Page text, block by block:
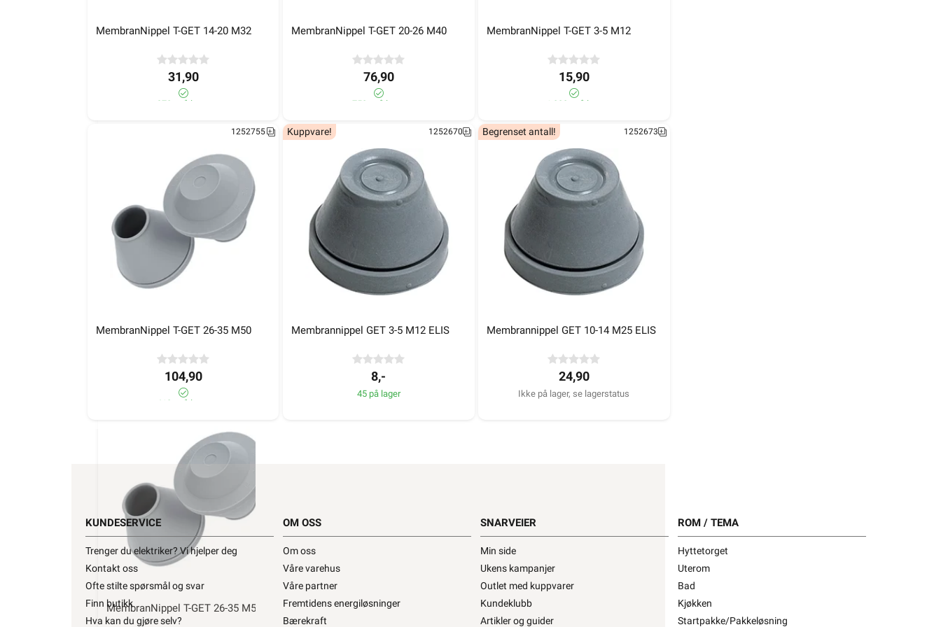
28,90
>1 000+ på lager
28,90
>1 000+ på lager
29,90
>1 000+ på lager
31,90
970+ på lager
76,90
750+ på lager
15,90
>1 000+ på lager
MembranNippel T-GET 26-35 M50 Membrannippel GET 3-5 M12 ELIS Membrannippel GET 10-14 M25 ELIS
MembranNippel T-GET 14-20 M32
31,90
970+ på lager
MembranNippel T-GET 20-26 M40
76,90
750+ på lager
MembranNippel T-GET 3-5 M12
15,90
>1 000+ på lager
MembranNippel T-GET 26-35 M50
1252755
104,90
410+ på lager
Membrannippel GET 3-5 M12 ELIS
Kuppvare! 1252670
8,-
45 på lager
Membrannippel GET 10-14 M25 ELIS
Begrenset antall! 1252673
24,90
Ikke på lager, se lagerstatus
KUNDESERVICE
Trenger du elektriker? Vi hjelper deg
Kontakt oss
Ofte stilte spørsmål og svar
Finn butikk
Hva kan du gjøre selv?
OM OSS
Om oss
Våre varehus
Våre partner
Fremtidens energiløsninger
Bærekraft
SNARVEIER
Min side
Ukens kampanjer
Outlet med kuppvarer
Kundeklubb
Artikler og guider
ROM / TEMA
Hyttetorget
Uterom
Bad
Kjøkken
Startpakke/Pakkeløsning